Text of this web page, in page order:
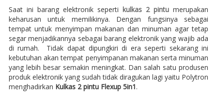
Saat ini barang elektronik seperti kulkas 2 pintu merupakan
keharusan untuk memilikinya. Dengan fungsinya sebagai
tempat untuk menyimpan makanan dan minuman agar tetap
segar menjadikannya sebagai barang elektronik yang wajib ada
di rumah. Tidak dapat dipungkiri di era seperti sekarang ini
kebutuhan akan tempat penyimpanan makanan serta minuman
yang lebih besar semakin meningkat. Dan salah satu produsen
produk elektronik yang sudah tidak diragukan lagi yaitu Polytron
menghadirkan Kulkas 2 pintu Flexup 5in1.